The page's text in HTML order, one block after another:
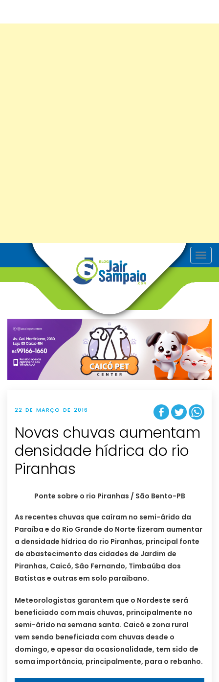
T
o
v
g
t
i
o
n
22 DE MARÇO DE 2016
Novas chuvas aumentam
densidade hídrica do rio
Piranhas
Ponte sobre o rio Piranhas / São Bento-PB
As recentes chuvas que caíram no semi-árido da
Paraíba e do Rio Grande do Norte fizeram aumentar
a densidade hídrica do rio Piranhas, principal fonte
de abastecimento das cidades de Jardim de
Piranhas, Caicó, São Fernando, Timbaúba dos
Batistas e outras em solo paraibano.
Meteorologistas garantem que o Nordeste será
beneficiado com mais chuvas, principalmente no
semi-árido na semana santa. Caicó e zona rural
vem sendo beneficiada com chuvas desde o
domingo, e apesar da ocasionalidade, tem sido de
soma importância, principalmente, para o rebanho.